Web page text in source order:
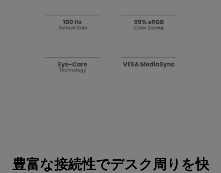
豊富な接続性でデスク周りを快